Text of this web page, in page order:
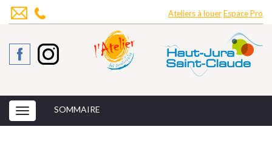
Ateliers à louerEspace Pro
SOMMAIRE